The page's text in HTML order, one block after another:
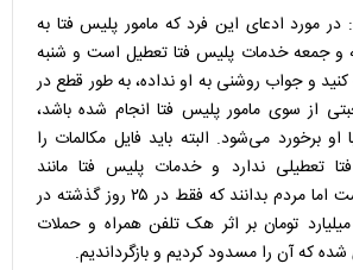
مورد ادعای این فرد که مامور پلیس فتا به
و جمعه خدمات پلیس فتا تعطیل است و شنبه
و جواب روشنی به او نداده، به طور قطع در
از سوی مامور پلیس فتا انجام شده باشد،
او برخورد می‌شود. البته باید فایل مکالمات را
تعطیلی ندارد و خدمات پلیس فتا مانند
کلانتری‌ها ۲۴ساعته است اما مردم بدانند که فقط در ۲۵ روز گذشته در
بهمن‌ماه در کشور ۱۷ میلیارد تومان بر اثر هک تلفن همراه و حملات
که آن را مسدود کردیم و بازگرداندیم.